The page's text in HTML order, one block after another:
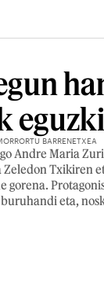
BARRENETXEA
Andre Maria
Zeledon Txikiren
gorena.
eta,